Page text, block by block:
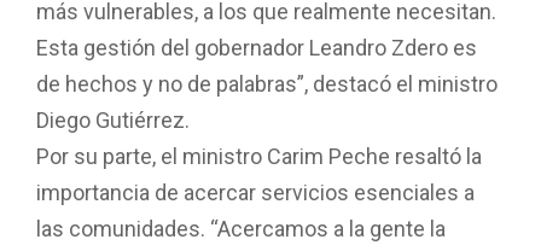
más vulnerables, a los que realmente necesitan.
Esta gestión del gobernador Leandro Zdero es
de hechos y no de palabras”, destacó el ministro
Diego Gutiérrez.
Por su parte, el ministro Carim Peche resaltó la
importancia de acercar servicios esenciales a
las comunidades. “Acercamos a la gente la